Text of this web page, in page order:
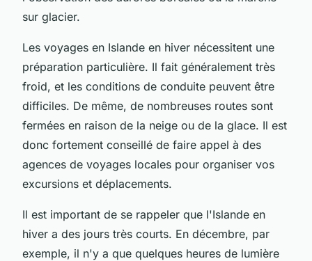
sur glacier.
Les voyages en Islande en hiver nécessitent une
préparation particulière. Il fait généralement très
froid, et les conditions de conduite peuvent être
difficiles. De même, de nombreuses routes sont
fermées en raison de la neige ou de la glace. Il est
donc fortement conseillé de faire appel à des
agences de voyages locales pour organiser vos
excursions et déplacements.
Il est important de se rappeler que l'Islande en
hiver a des jours très courts. En décembre, par
exemple, il n'y a que quelques heures de lumière